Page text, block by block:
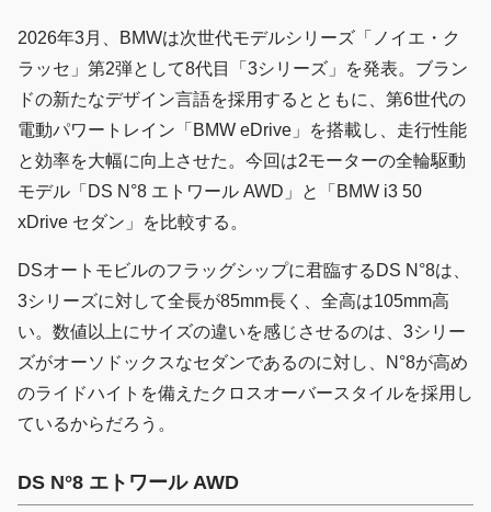
2026年3月、BMWは次世代モデルシリーズ「ノイエ・ク
ラッセ」第2弾として8代目「3シリーズ」を発表。ブラン
ドの新たなデザイン言語を採用するとともに、第6世代の
電動パワートレイン「BMW eDrive」を搭載し、走行性能
と効率を大幅に向上させた。今回は2モーターの全輪駆動
モデル「DS N°8 エトワール AWD」と「BMW i3 50
xDrive セダン」を比較する。
DSオートモビルのフラッグシップに君臨するDS N°8は、
3シリーズに対して全長が85mm長く、全高は105mm高
い。数値以上にサイズの違いを感じさせるのは、3シリー
ズがオーソドックスなセダンであるのに対し、N°8が高め
のライドハイトを備えたクロスオーバースタイルを採用し
ているからだろう。
DS N°8 エトワール AWD